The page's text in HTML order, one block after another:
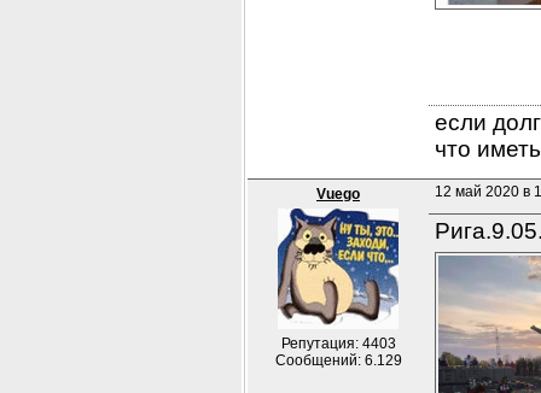
если
что
Vuego
Репутация: 4403
Сообщений: 6.129
12 май 2020 в